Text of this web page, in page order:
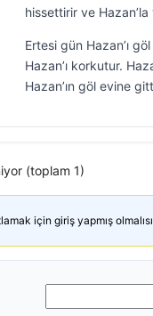
hissettirir ve
Ertesi gün Hazan’ı
Hazan’ı korkutur.
Hazan’ın göl evine
(toplam 1)
için giriş yapmış